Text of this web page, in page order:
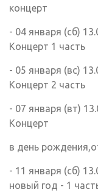
концерт
- 04 января (сб)
Концерт 1 часть
- 05 января (вс)
Концерт 2 часть
- 07 января (вт)
Концерт
в день
- 11 января (сб)
новый год - 1